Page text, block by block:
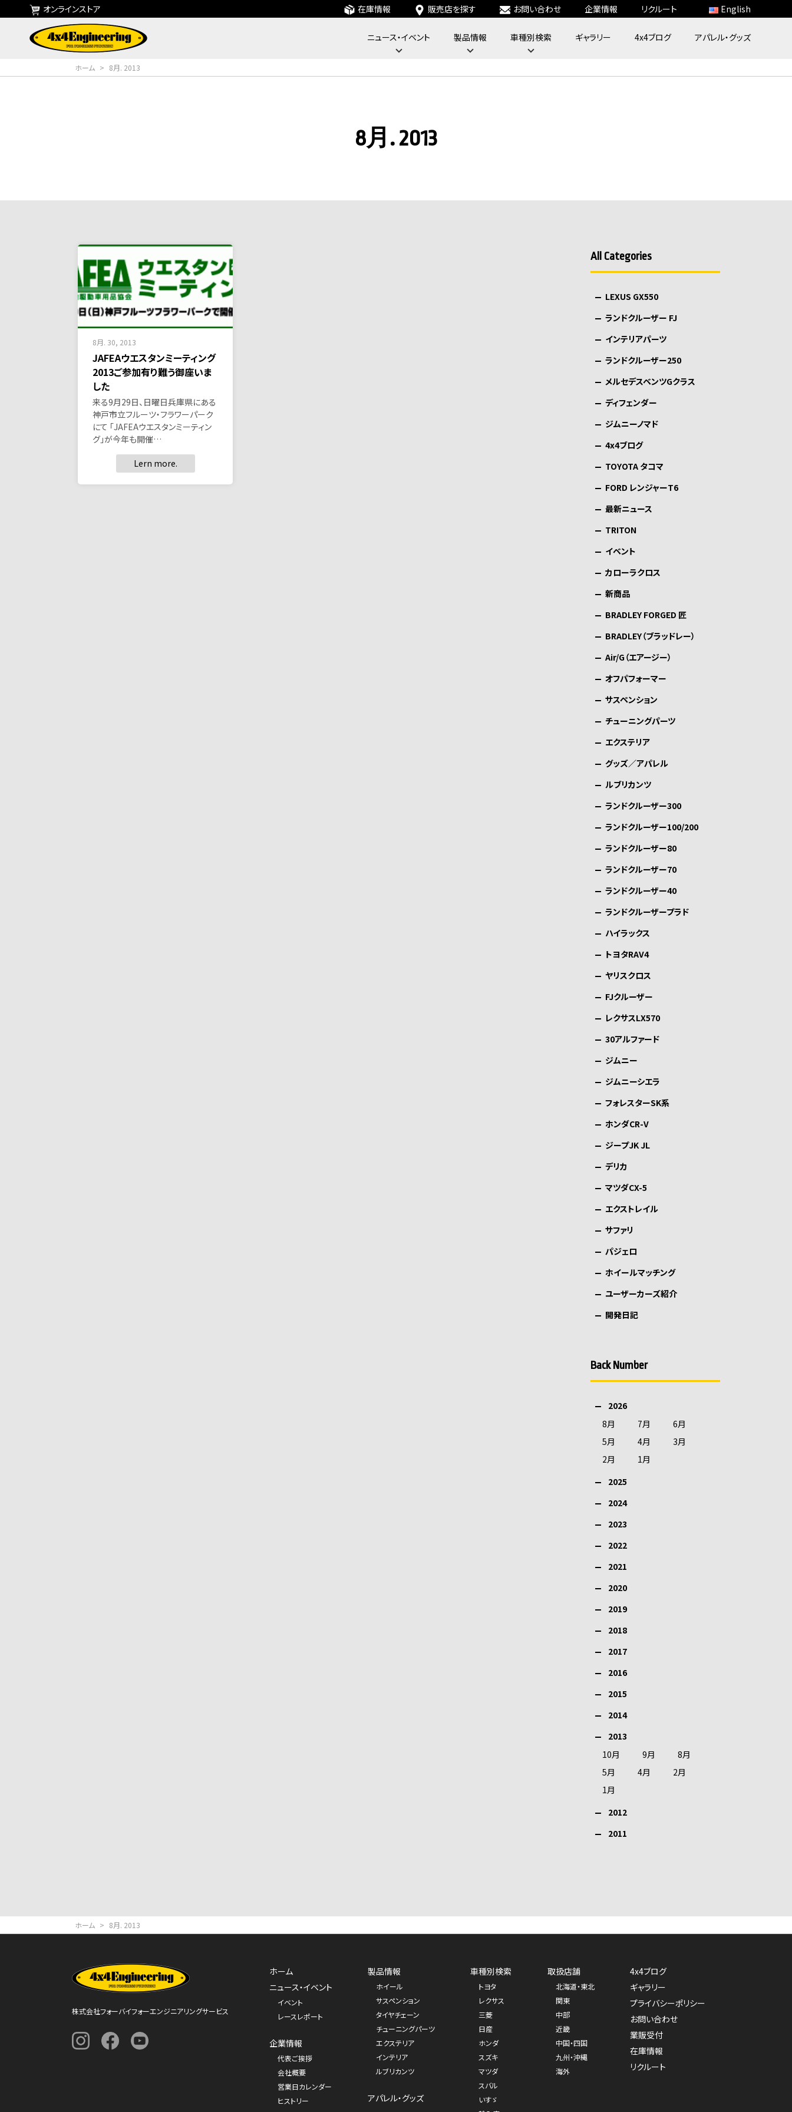
ニュース・イベント 製品情報 車種別検索 ギャラリー 4x4ブログ アパレル・グッズ
オンラインストア 在庫情報 販売店を探す お問い合わせ 企業情報 リクルート English
ホーム > 8月. 2013
8月. 2013
8月. 30, 2013
JAFEAウエスタンミーティング
2013ご参加有り難う御座いま
した
来る9月29日、日曜日兵庫県にある
神戸市立フルーツ・フラワーパーク
にて 「JAFEAウエスタンミーティン
グ」が今年も開催…
Lern more.
All Categories
LEXUS GX550
ランドクルーザー FJ
インテリアパーツ
ランドクルーザー250
メルセデスベンツGクラス
ディフェンダー
ジムニーノマド
4x4ブログ
TOYOTA タコマ
FORD レンジャーT6
最新ニュース
TRITON
イベント
カローラクロス
新商品
BRADLEY FORGED 匠
BRADLEY（ブラッドレー）
Air/G（エアージー）
オフパフォーマー
サスペンション
チューニングパーツ
エクステリア
グッズ／アパレル
ルブリカンツ
ランドクルーザー300
ランドクルーザー100/200
ランドクルーザー80
ランドクルーザー70
ランドクルーザー40
ランドクルーザープラド
ハイラックス
トヨタRAV4
ヤリスクロス
FJクルーザー
レクサスLX570
30アルファード
ジムニー
ジムニーシエラ
フォレスターSK系
ホンダCR-V
ジープJK JL
デリカ
マツダCX-5
エクストレイル
サファリ
パジェロ
ホイールマッチング
ユーザーカーズ紹介
開発日記
Back Number
2026
8月
7月
6月
5月
4月
3月
2月
1月
2025
2024
2023
2022
2021
2020
2019
2018
2017
2016
2015
2014
2013
10月
9月
8月
5月
4月
2月
1月
2012
2011
ホーム > 8月. 2013
株式会社フォーバイフォーエンジニアリングサービス
ホーム
ニュース・イベント
イベント
レースレポート
企業情報
代表ご挨拶
会社概要
営業日カレンダー
ヒストリー
製品情報
ホイール
サスペンション
タイヤチェーン
チューニングパーツ
エクステリア
インテリア
ルブリカンツ
アパレル・グッズ
車種別検索
トヨタ
レクサス
三菱
日産
ホンダ
スズキ
マツダ
スバル
いすゞ
取扱店舗
北海道・東北
関東
中部
近畿
中国・四国
九州・沖縄
海外
4x4ブログ
ギャラリー
プライバシーポリシー
お問い合わせ
業販受付
在庫情報
リクルート